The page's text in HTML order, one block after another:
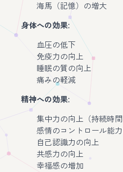
海馬（記憶）の増大
身体への効果:
血圧の低下
免疫力の向上
睡眠の質の向上
痛みの軽減
精神への効果:
集中力の向上（持続時間
感情のコントロール能
自己認識力の向上
共感力の向上
幸福感の増加